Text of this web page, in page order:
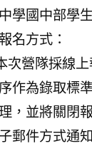
學國中部學生
名方式：
次營隊採線
作為錄取標
，並將關閉
郵件方式通